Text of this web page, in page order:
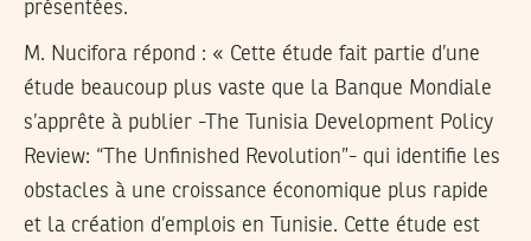
présentées.
M. Nucifora répond : « Cette étude fait partie d’une
étude beaucoup plus vaste que la Banque Mondiale
s’apprête à publier -The Tunisia Development Policy
Review: “The Unfinished Revolution”- qui identifie les
obstacles à une croissance économique plus rapide
et la création d’emplois en Tunisie. Cette étude est